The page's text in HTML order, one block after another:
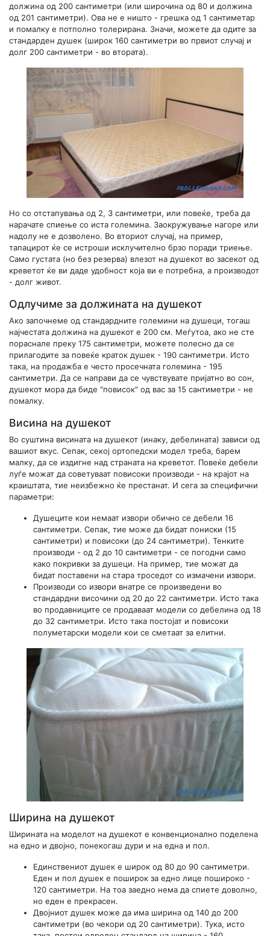
должина од 200 сантиметри (или широчина од 80 и должина
од 201 сантиметри). Ова не е ништо - грешка од 1 сантиметар
и помалку е потполно толерирана. Значи, можете да одите за
стандарден душек (широк 160 сантиметри во првиот случај и
долг 200 сантиметри - во втората).
Но со отстапувања од 2, 3 сантиметри, или повеќе, треба да
нарачате спиење со иста големина. Заокружување нагоре или
надолу не е дозволено. Во вториот случај, на пример,
тапацирот ќе се истроши исклучително брзо поради триење.
Само густата (но без резерва) влезот на душекот во засекот од
креветот ќе ви даде удобност која ви е потребна, а производот
- долг живот.
Одлучиме за должината на душекот
Ако започнеме од стандардните големини на душеци, тогаш
најчестата должина на душекот е 200 см. Меѓутоа, ако не сте
пораснале преку 175 сантиметри, можете полесно да се
прилагодите за повеќе краток душек - 190 сантиметри. Исто
така, на продажба е често просечната големина - 195
сантиметри. Да се ​​направи да се чувствувате пријатно во сон,
душекот мора да биде "повисок" од вас за 15 сантиметри - не
помалку.
Висина на душекот
Во суштина висината на душекот (инаку, дебелината) зависи од
вашиот вкус. Сепак, секој ортопедски модел треба, барем
малку, да се издигне над страната на креветот. Повеќе дебели
луѓе можат да советуваат повисоки производи - на крајот на
краиштата, тие неизбежно ќе престанат. И сега за специфични
параметри:
Душеците кои немаат извори обично се дебели 16
сантиметри. Сепак, тие може да бидат пониски (15
сантиметри) и повисоки (до 24 сантиметри). Тенките
производи - од 2 до 10 сантиметри - се погодни само
како покривки за душеци. На пример, тие можат да
бидат поставени на стара троседот со измачени извори.
Производи со извори внатре се произведени во
стандардни височини од 20 до 22 сантиметри. Исто така
во продавниците се продаваат модели со дебелина од 18
до 32 сантиметри. Исто така постојат и повисоки
полуметарски модели кои се сметаат за елитни.
Ширина на душекот
Ширината на моделот на душекот е конвенционално поделена
на едно и двојно, понекогаш дури и на една и пол.
Единствениот душек е широк од 80 до 90 сантиметри.
Еден и пол душек е поширок за едно лице пошироко -
120 сантиметри. На тоа заедно нема да спиете доволно,
но еден е прекрасен.
Двојниот душек може да има ширина од 140 до 200
сантиметри (во чекори од 20 сантиметри). Тука, исто